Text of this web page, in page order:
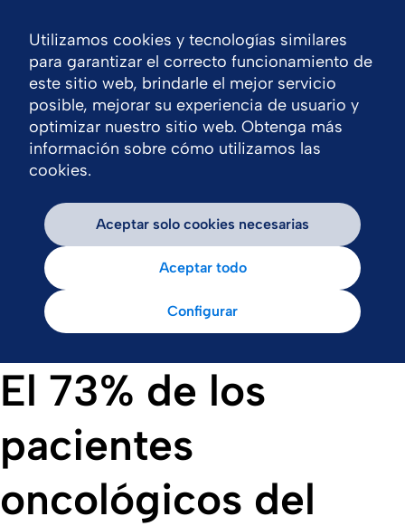
El 73% de los
pacientes
oncológicos del
Utilizamos cookies y tecnologías similares
para garantizar el correcto funcionamiento de
este sitio web, brindarle el mejor servicio
posible, mejorar su experiencia de usuario y
optimizar nuestro sitio web. Obtenga más
información sobre cómo utilizamos las
cookies.
Aceptar solo cookies necesarias
Aceptar todo
Configurar